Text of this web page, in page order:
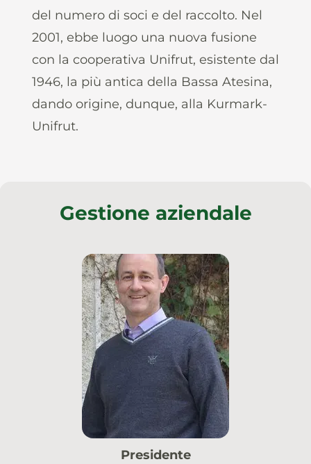
del numero di soci e del raccolto. Nel
2001, ebbe luogo una nuova fusione
con la cooperativa Unifrut, esistente dal
1946, la più antica della Bassa Atesina,
dando origine, dunque, alla Kurmark-
Unifrut.
Gestione aziendale
Presidente